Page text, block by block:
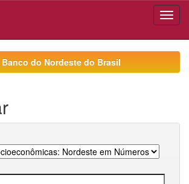
Banco do Nordeste do Brasil